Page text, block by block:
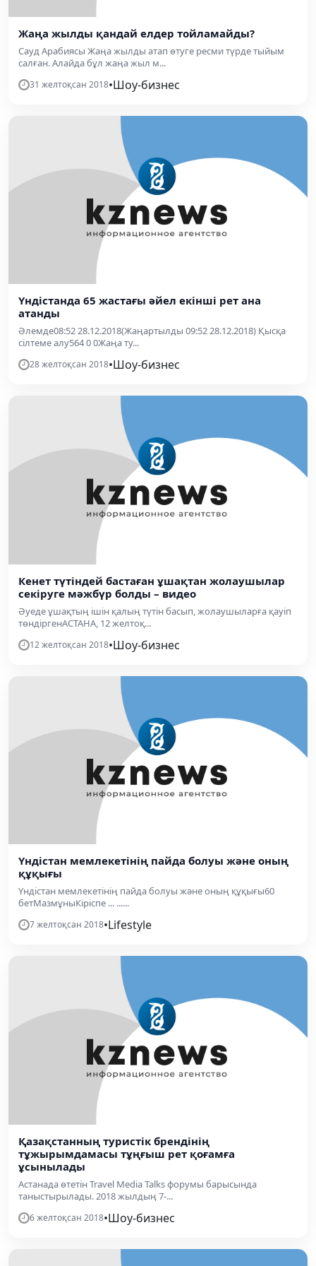
Жаңа жылды қандай елдер тойламайды?
Сауд Арабиясы Жаңа жылды атап өтуге ресми түрде тыйым
салған. Алайда бұл жаңа жыл м...
31 желтоқсан 2018•Шоу-бизнес
Үндістанда 65 жастағы әйел екінші рет ана
атанды
Әлемде08:52 28.12.2018(Жаңартылды 09:52 28.12.2018) Қысқа
сілтеме алу564 0 0Жаңа ту...
28 желтоқсан 2018•Шоу-бизнес
Кенет түтіндей бастаған ұшақтан жолаушылар
секіруге мәжбүр болды – видео
Әуеде ұшақтың ішін қалың түтін басып, жолаушыларға қауіп
төндіргенАСТАНА, 12 желтоқ...
12 желтоқсан 2018•Шоу-бизнес
Үндістан мемлекетінің пайда болуы және оның
құқығы
Үндістан мемлекетінің пайда болуы және оның құқығы60
бетМазмұныКіріспе ... ......
7 желтоқсан 2018•Lifestyle
Қазақстанның туристік брендінің
тұжырымдамасы тұңғыш рет қоғамға
ұсынылады
Астанада өтетін Travel Media Talks форумы барысында
таныстырылады. 2018 жылдың 7-...
6 желтоқсан 2018•Шоу-бизнес